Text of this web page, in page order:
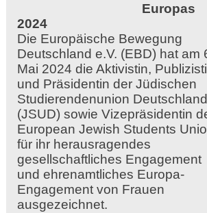
Europas
2024
Die Europäische Bewegung
Deutschland e.V. (EBD) hat am
Mai 2024 die Aktivistin,
und Präsidentin der Jüdischen
Studierendenunion
(JSUD) sowie Vizepräsidentin
European Jewish Students
für ihr herausragendes
gesellschaftliches Engagement
und ehrenamtliches Europa-
Engagement von Frauen
ausgezeichnet.